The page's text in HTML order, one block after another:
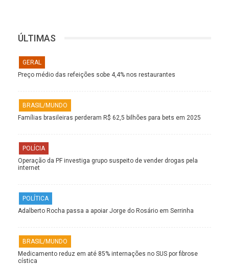
ÚLTIMAS
GERAL
Preço médio das refeições sobe 4,4% nos restaurantes
BRASIL/MUNDO
Famílias brasileiras perderam R$ 62,5 bilhões para bets em 2025
POLÍCIA
Operação da PF investiga grupo suspeito de vender drogas pela
internet
POLÍTICA
Adalberto Rocha passa a apoiar Jorge do Rosário em Serrinha
BRASIL/MUNDO
Medicamento reduz em até 85% internações no SUS por fibrose
cística